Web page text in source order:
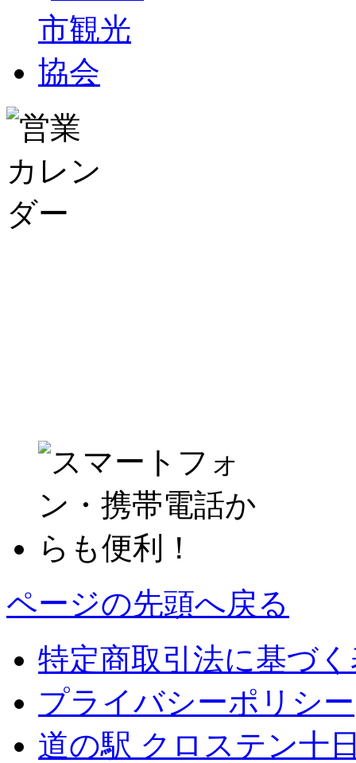
ページの先頭へ戻る
特定商取引法に基づ
プライバシーポリシー
道の駅 クロステン十